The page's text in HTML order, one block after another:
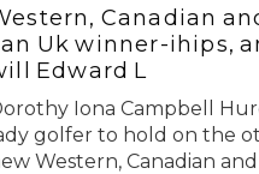
Canadian
Uk winner-ihips,
Edward L
Iona Campbell
golfer to hold on the
Western, Canadian